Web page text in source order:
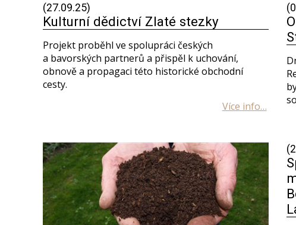
(27.09.25)
Kulturní dědictví Zlaté stezky
Projekt proběhl ve spolupráci českých
a bavorských partnerů a přispěl k uchování,
obnově a propagaci této historické obchodní
cesty.